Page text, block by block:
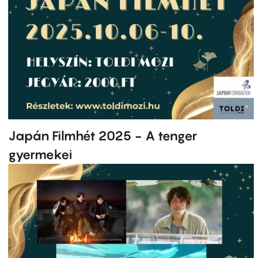
Japán Filmhét 2025 - A tenger
gyermekei